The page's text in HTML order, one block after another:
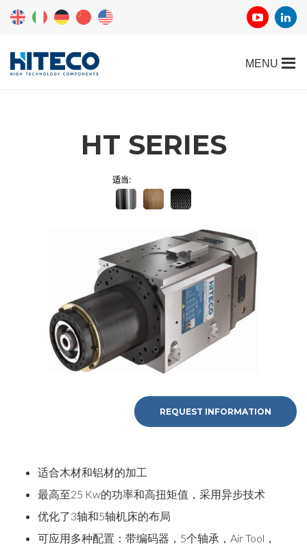
HT SERIES
适当:
REQUEST INFORMATION
适合木材和铝材的加工
最高至25 Kw的功率和高扭矩值，采用异步技术
优化了3轴和5轴机床的布局
可应用多种配置：带编码器，5个轴承，Air Tool，